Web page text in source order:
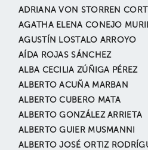
ADRIANA VON STORREN
AGATHA ELENA CONEJO
AGUSTÍN LOSTALO ARROYO
AÍDA ROJAS SÁNCHEZ
ALBA CECILIA ZÚÑIGA PÉREZ
ALBERTO ACUÑA MARBAN
ALBERTO CUBERO MATA
ALBERTO GONZÁLEZ ARRIETA
ALBERTO GUIER MUSMANNI
ALBERTO JOSÉ ORTIZ